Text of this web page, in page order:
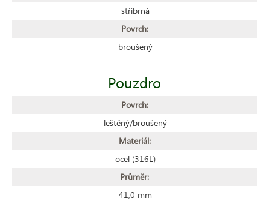
stříbrná
Povrch:
broušený
Pouzdro
Povrch:
leštěný/broušený
Materiál:
ocel (316L)
Průměr:
41,0 mm